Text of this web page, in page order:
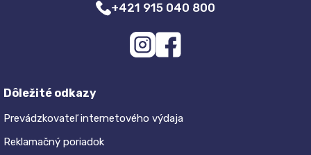
+421 915 040 800
Dôležité odkazy
Prevádzkovateľ internetového výdaja
Reklamačný poriadok